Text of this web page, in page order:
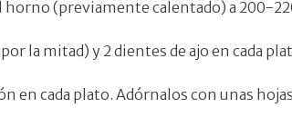
horno (previamente calentado) a 200-
la mitad) y 2 dientes de ajo en cada
en cada plato. Adórnalos con unas